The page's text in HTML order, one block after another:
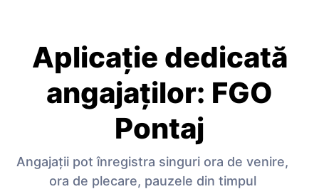
Aplicaţie dedicată
angajaţilor: FGO
Pontaj
Angajaţii pot înregistra singuri ora de venire,
ora de plecare, pauzele din timpul